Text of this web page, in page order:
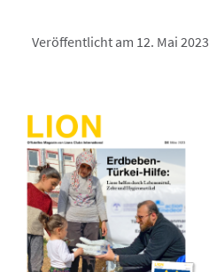
Veröffentlicht am 12. Mai 2023